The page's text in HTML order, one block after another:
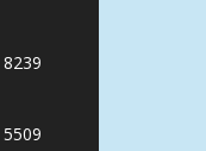
8239
5509